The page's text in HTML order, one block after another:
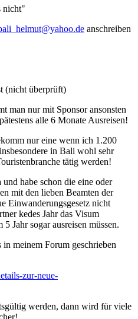
nicht"
anschreiben
(nicht überprüft)
man nur mit Sponsor ansonsten
alle 6 Monate Ausreisen!
nur eine wenn ich 1.200
in Bali wohl sehr
tätig werden!
habe schon die eine oder
mit den lieben Beamten der
Einwanderungsgesetz nicht
kedes Jahr das Visum
Jahr sogar ausreisen müssen.
meinem Forum geschrieben
zur-neue-
werden, dann wird für viele